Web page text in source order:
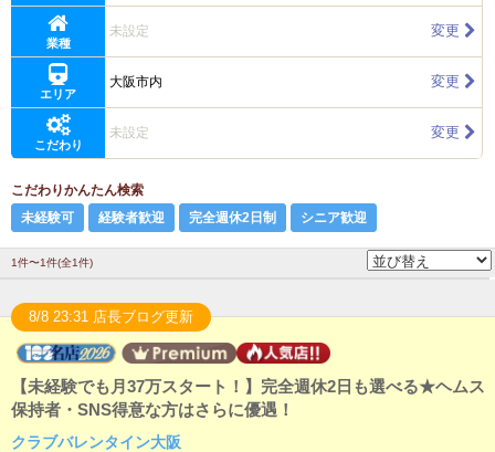
業種
未設定 変更
エリア
大阪市内 変更
こだわり
未設定 変更
こだわりかんたん検索
未経験可
経験者歓迎 完全週休2日制 シニア歓迎
1件〜1件(全1件)
8/8 23:31 店長ブログ更新
【未経験でも月37万スタート！】完全週休2日も選べる★ヘムス
保持者・SNS得意な方はさらに優遇！
クラブバレンタイン大阪